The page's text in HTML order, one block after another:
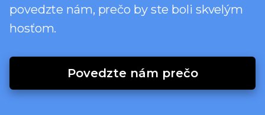
povedzte nám, prečo by ste boli skvelým
hosťom.
Povedzte nám prečo